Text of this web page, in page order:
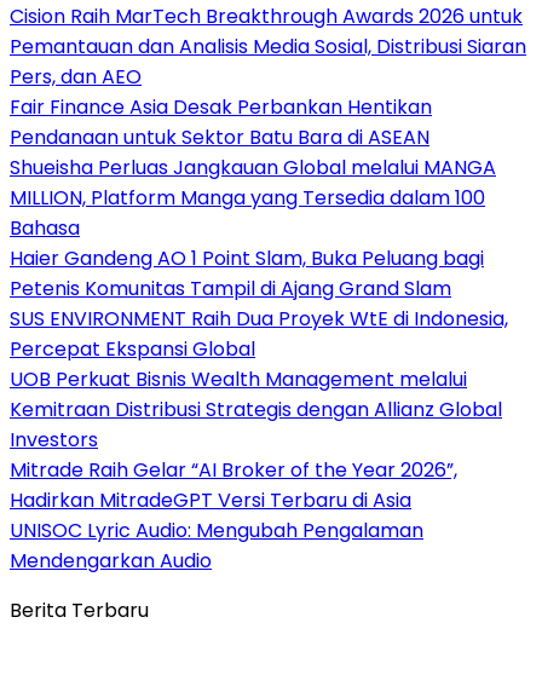
Cision Raih MarTech Breakthrough Awards 2026 untuk
Pemantauan dan Analisis Media Sosial, Distribusi Siaran
Pers, dan AEO
Fair Finance Asia Desak Perbankan Hentikan
Pendanaan untuk Sektor Batu Bara di ASEAN
Shueisha Perluas Jangkauan Global melalui MANGA
MILLION, Platform Manga yang Tersedia dalam 100
Bahasa
Haier Gandeng AO 1 Point Slam, Buka Peluang bagi
Petenis Komunitas Tampil di Ajang Grand Slam
SUS ENVIRONMENT Raih Dua Proyek WtE di Indonesia,
Percepat Ekspansi Global
UOB Perkuat Bisnis Wealth Management melalui
Kemitraan Distribusi Strategis dengan Allianz Global
Investors
Mitrade Raih Gelar “AI Broker of the Year 2026”,
Hadirkan MitradeGPT Versi Terbaru di Asia
UNISOC Lyric Audio: Mengubah Pengalaman
Mendengarkan Audio
Berita Terbaru